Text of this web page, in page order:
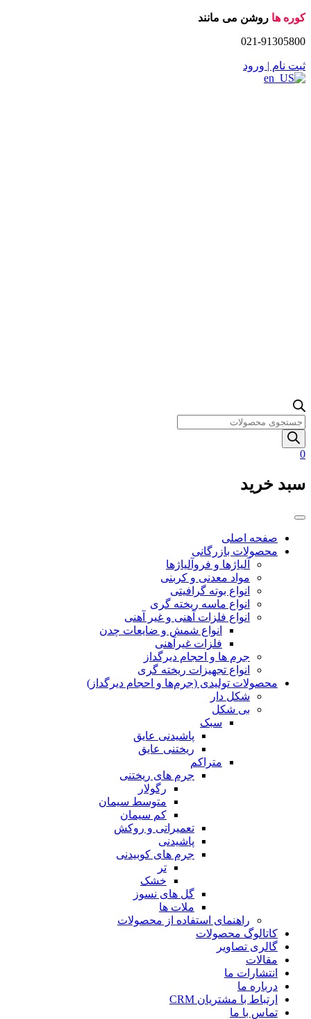
Skip
content
کوره ها روشن می مانند
021-91305800
ثبت نام | ورود
Products
search
0
سبد خرید
صفحه اصلی
محصولات بازرگانی
آلیاژها و فروآلیاژها
مواد معدنی و کربنی
انواع بوته گرافیتی
انواع ماسه ریخته گری
انواع فلزات آهنی و غیر آهنی
انواع شمش و ضایعات چدن
فلزات غیرآهنی
جرم ها و احجام دیرگداز
انواع تجهیزات ریخته گری
محصولات تولیدی (جرم‌ها و احجام دیرگداز)
شکل دار
بی شکل
سبک
پاشیدنی عایق
ریختنی عایق
متراکم
جرم های ریختنی
رگولار
متوسط سیمان
کم سیمان
تعمیراتی و روکش
پاشیدنی
جرم های کوبیدنی
تر
خشک
گل های نسوز
ملات ها
راهنمای استفاده از محصولات
کاتالوگ محصولات
گالری تصاویر
مقالات
انتشارات ما
درباره ما
ارتباط با مشتریان CRM
تماس با ما